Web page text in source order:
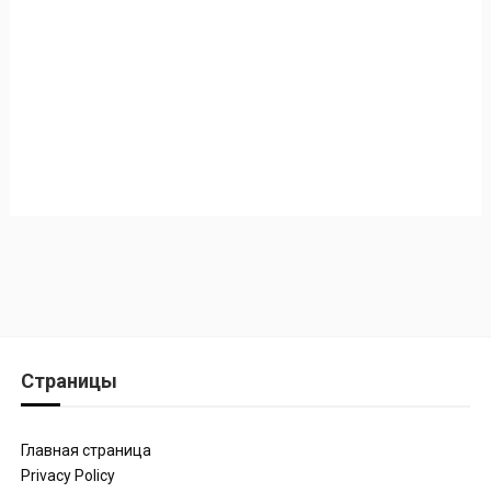
Страницы
Главная страница
Privacy Policy